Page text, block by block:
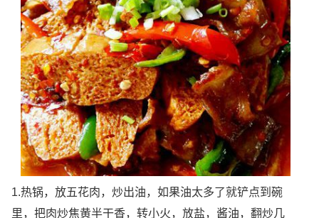
1.热锅，放五花肉，炒出油，如果油太多了就铲点到碗
里，把肉炒焦黄半干香，转小火，放盐，酱油，翻炒几